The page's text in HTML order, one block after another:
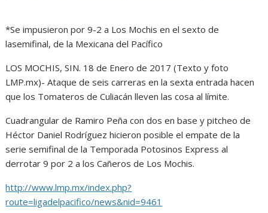
*Se impusieron por 9-2 a Los Mochis en el sexto de
lasemifinal, de la Mexicana del Pacífico
LOS MOCHIS, SIN. 18 de Enero de 2017 (Texto y foto
LMP.mx)- Ataque de seis carreras en la sexta entrada hacen
que los Tomateros de Culiacán lleven las cosa al límite.
Cuadrangular de Ramiro Peña con dos en base y pitcheo de
Héctor Daniel Rodríguez hicieron posible el empate de la
serie semifinal de la Temporada Potosinos Express al
derrotar 9 por 2 a los Cañeros de Los Mochis.
http://www.lmp.mx/index.php?
route=ligadelpacifico/news&nid=9461